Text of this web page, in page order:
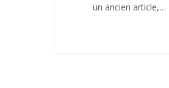
un ancien article,…